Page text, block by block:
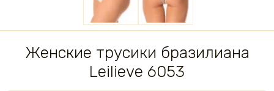
Женские трусики бразилиана
Leilieve 6053